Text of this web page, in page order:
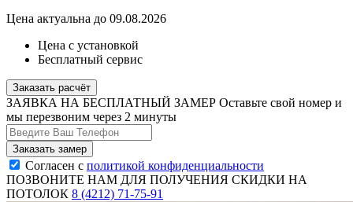
Цена актуальна до 09.08.2026
Цена с установкой
Бесплатный сервис
Заказать расчёт
ЗАЯВКА НА БЕСПЛАТНЫЙ ЗАМЕР Оставьте свой номер и
мы перезвоним через 2 минуты
Согласен с политикой конфиденциальности
ПОЗВОНИТЕ НАМ ДЛЯ ПОЛУЧЕНИЯ СКИДКИ НА
ПОТОЛОК 8 (4212) 71-75-91